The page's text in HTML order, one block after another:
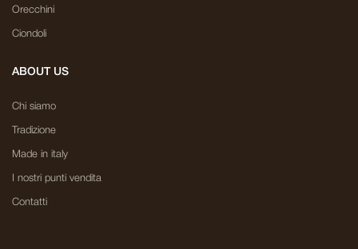
Orecchini
Ciondoli
ABOUT US
Chi siamo
Tradizione
Made in italy
I nostri punti vendita
Contatti